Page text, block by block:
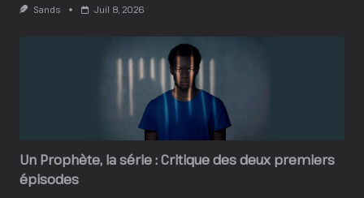
Sands Juil 8, 2026
Un Prophète, la série : Critique des deux premiers
épisodes